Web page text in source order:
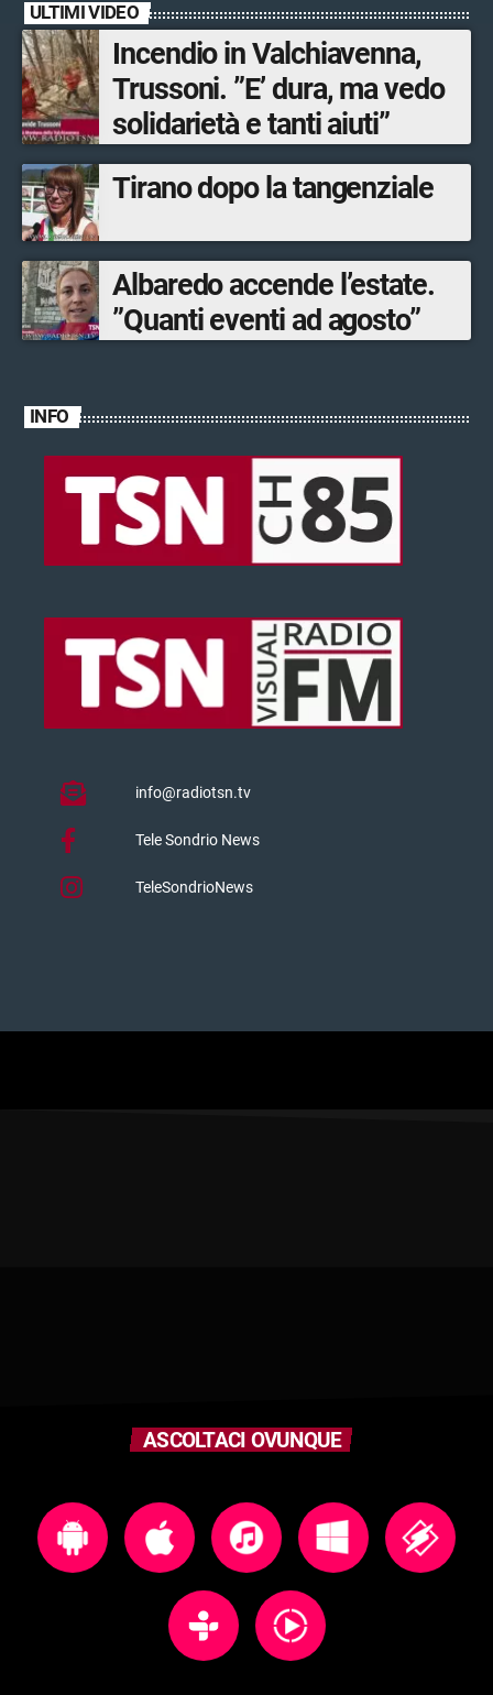
musica dal vivo
ULTIMI VIDEO
Incendio in Valchiavenna,
Trussoni. ”E’ dura, ma vedo
solidarietà e tanti aiuti”
Tirano dopo la tangenziale
Albaredo accende l’estate.
”Quanti eventi ad agosto”
INFO
info@radiotsn.tv
Tele Sondrio News
TeleSondrioNews
ASCOLTACI OVUNQUE